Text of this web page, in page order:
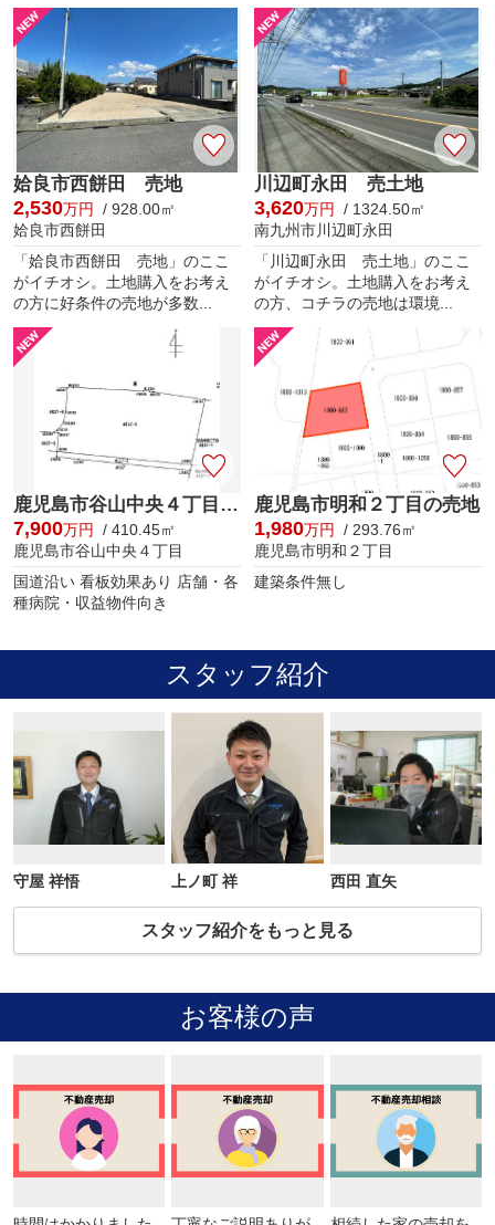
姶良市西餅田 売地
2,530万円
/ 928.00㎡
姶良市西餅田
「姶良市西餅田 売地」のここ
がイチオシ。土地購入をお考え
の方に好条件の売地が多数...
川辺町永田 売土地
3,620万円
/ 1324.50㎡
南九州市川辺町永田
「川辺町永田 売土地」のここ
がイチオシ。土地購入をお考え
の方、コチラの売地は環境...
鹿児島市谷山中央４丁目の売地
7,900万円
/ 410.45㎡
鹿児島市谷山中央４丁目
国道沿い 看板効果あり 店舗・各
種病院・収益物件向き
鹿児島市明和２丁目の売地
1,980万円
/ 293.76㎡
鹿児島市明和２丁目
建築条件無し
スタッフ紹介
守屋 祥悟 上ノ町 祥 西田 直矢
スタッフ紹介をもっと見る
お客様の声